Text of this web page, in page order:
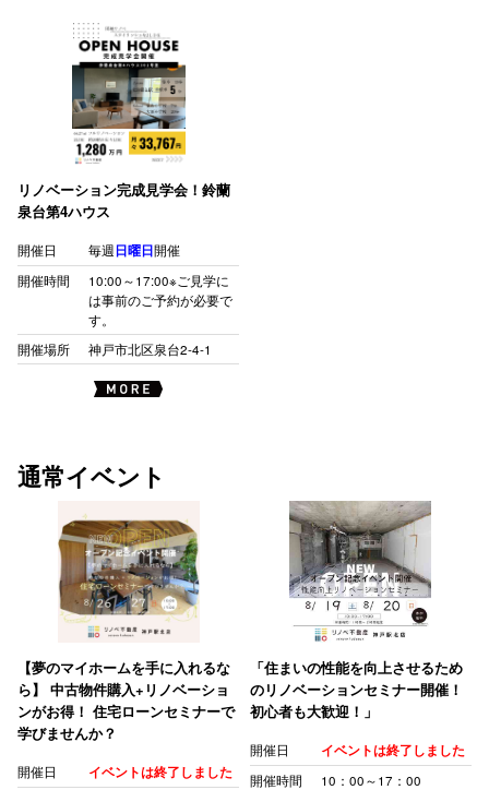
リノベーション完成見学会！鈴蘭
泉台第4ハウス
開催日 毎週日曜日開催
開催時間
10:00～17:00※ご見学に
は事前のご予約が必要で
す。
開催場所
神戸市北区泉台2-4-1
通常イベント
【夢のマイホームを手に入れるな
ら】 中古物件購入+リノベーショ
ンがお得！ 住宅ローンセミナーで
学びませんか？
開催日 イベントは終了しました
「住まいの性能を向上させるため
のリノベーションセミナー開催！
初心者も大歓迎！」
開催日 イベントは終了しました
開催時間
10：00～17：00